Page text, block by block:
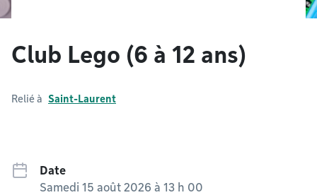
Club Lego (6 à 12 ans)
Relié à Saint-Laurent
Date
Samedi 15 août 2026 à 13 h 00